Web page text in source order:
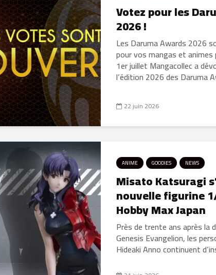
Votez pour les
2026 !
Les Daruma Awards 2026
pour vos mangas et
1er juillet Mangacollec a
l’édition 2026 des Daruma
22 juin 2026
ANIME GOODIES NEWS
Misato Katsuragi
nouvelle figurine
Hobby Max Japan
Près de trente ans après la
Genesis Evangelion, les
Hideaki Anno continuent